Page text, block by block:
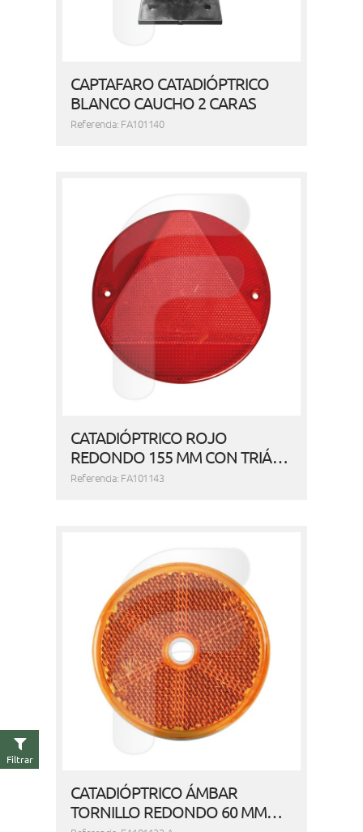
CAPTAFARO CATADIÓPTRICO
BLANCO CAUCHO 2 CARAS
Referencia: FA101140
CATADIÓPTRICO ROJO
REDONDO 155 MM CON TRIÁ…
Referencia: FA101143
CATADIÓPTRICO ÁMBAR
TORNILLO REDONDO 60 MM…
Filtrar